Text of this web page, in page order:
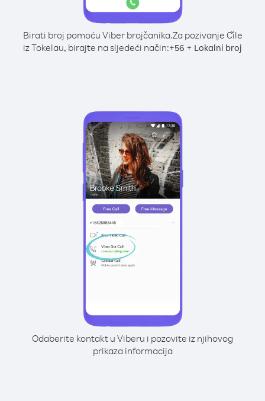
Birati broj pomoću Viber brojčanika.Za pozivanje Čile
iz Tokelau, birajte na sljedeći način:+56 + Lokalni broj
Odaberite kontakt u Viberu i pozovite iz njihovog
prikaza informacija